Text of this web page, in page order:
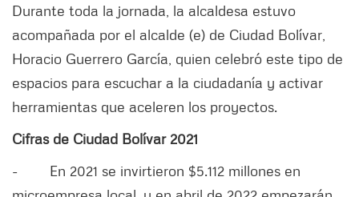
Durante toda la jornada, la alcaldesa estuvo
acompañada por el alcalde (e) de Ciudad Bolívar,
Horacio Guerrero García, quien celebró este tipo de
espacios para escuchar a la ciudadanía y activar
herramientas que aceleren los proyectos.
Cifras de Ciudad Bolívar 2021
- En 2021 se invirtieron $5.112 millones en